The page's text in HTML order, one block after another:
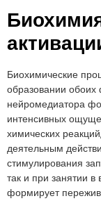
Биохимические
образовании
нейромедиатора
интенсивных
химических
деятельным
стимулирования
так и при занятии
формирует